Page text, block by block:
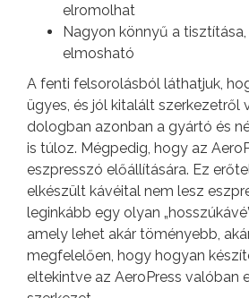
elromolhat
Nagyon könnyű a
elmosható
A fenti felsorolásból láthatjuk,
ügyes, és jól kitalált szerkezetről
dologban azonban a gyártó és
is túloz. Mégpedig, hogy az
eszpresszó előállítására. Ez
elkészült kávéital nem lesz
leginkább egy olyan
amely lehet akár töményebb,
megfelelően, hogy hogyan
eltekintve az AeroPress valóban